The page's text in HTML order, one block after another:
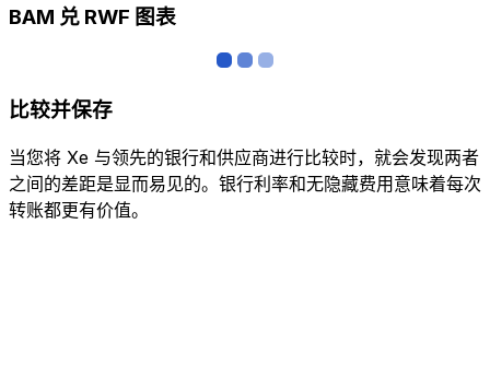
BAM 兑 RWF 图表
比较并保存
当您将 Xe 与领先的银行和供应商进行比较时，就会发现两者
之间的差距是显而易见的。银行利率和无隐藏费用意味着每次
转账都更有价值。